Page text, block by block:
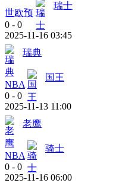
世欧预
瑞士
0 - 0
2025-11-16 03:45
瑞典
NBA
国王
0 - 0
2025-11-13 11:00
老鹰
NBA
骑士
0 - 0
2025-11-16 06:00